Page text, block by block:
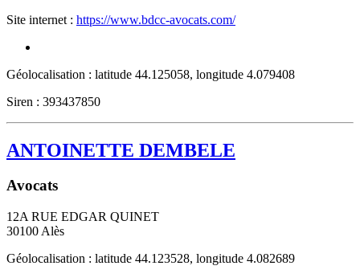
Site internet : https://www.bdcc-avocats.com/
Géolocalisation : latitude 44.125058, longitude 4.079408
Siren : 393437850
ANTOINETTE DEMBELE
Avocats
12A RUE EDGAR QUINET
30100 Alès
Géolocalisation : latitude 44.123528, longitude 4.082689